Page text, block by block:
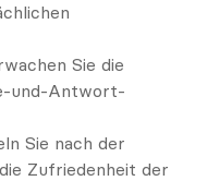
Sie die
und-Antwort-
Sie nach der
Zufriedenheit der